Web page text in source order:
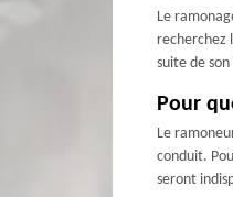
Le
recherchez
suite de
Pour
Le
conduit.
seront